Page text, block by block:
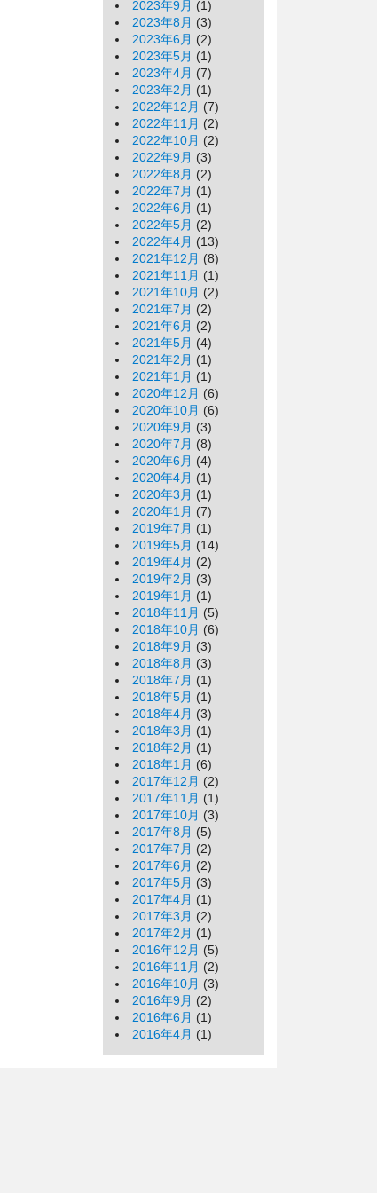
2023年9月 (1)
2023年8月 (3)
2023年6月 (2)
2023年5月 (1)
2023年4月 (7)
2023年2月 (1)
2022年12月 (7)
2022年11月 (2)
2022年10月 (2)
2022年9月 (3)
2022年8月 (2)
2022年7月 (1)
2022年6月 (1)
2022年5月 (2)
2022年4月 (13)
2021年12月 (8)
2021年11月 (1)
2021年10月 (2)
2021年7月 (2)
2021年6月 (2)
2021年5月 (4)
2021年2月 (1)
2021年1月 (1)
2020年12月 (6)
2020年10月 (6)
2020年9月 (3)
2020年7月 (8)
2020年6月 (4)
2020年4月 (1)
2020年3月 (1)
2020年1月 (7)
2019年7月 (1)
2019年5月 (14)
2019年4月 (2)
2019年2月 (3)
2019年1月 (1)
2018年11月 (5)
2018年10月 (6)
2018年9月 (3)
2018年8月 (3)
2018年7月 (1)
2018年5月 (1)
2018年4月 (3)
2018年3月 (1)
2018年2月 (1)
2018年1月 (6)
2017年12月 (2)
2017年11月 (1)
2017年10月 (3)
2017年8月 (5)
2017年7月 (2)
2017年6月 (2)
2017年5月 (3)
2017年4月 (1)
2017年3月 (2)
2017年2月 (1)
2016年12月 (5)
2016年11月 (2)
2016年10月 (3)
2016年9月 (2)
2016年6月 (1)
2016年4月 (1)